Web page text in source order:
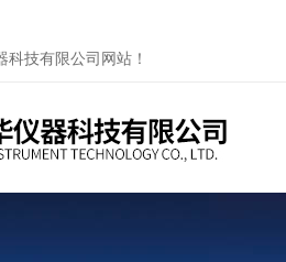
技有限公司网站！